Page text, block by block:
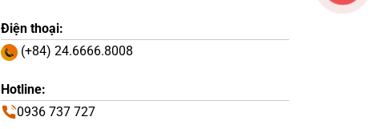
Điện thoại:
(+84) 24.6666.8008
Hotline:
0936 737 727